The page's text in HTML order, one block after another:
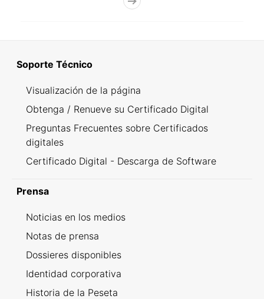
Soporte Técnico
Visualización de la página
Obtenga / Renueve su Certificado Digital
Preguntas Frecuentes sobre Certificados
digitales
Certificado Digital - Descarga de Software
Prensa
Noticias en los medios
Notas de prensa
Dossieres disponibles
Identidad corporativa
Historia de la Peseta